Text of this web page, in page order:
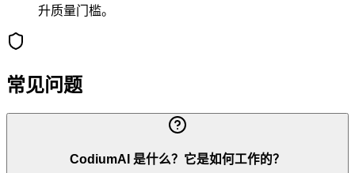
升质量门槛。
常见问题
CodiumAI 是什么？它是如何工作的？